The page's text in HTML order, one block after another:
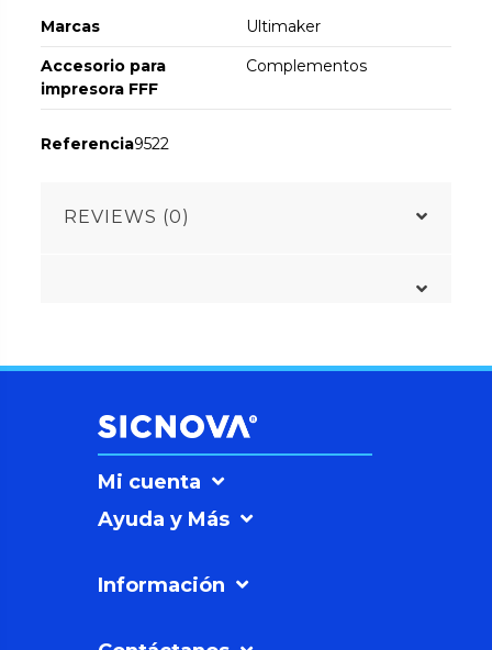
Marcas
Ultimaker
Accesorio para
impresora FFF
Complementos
Referencia9522
REVIEWS (0)
Mi cuenta
Ayuda y Más
Información